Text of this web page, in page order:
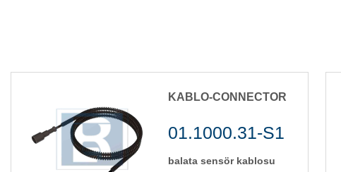
KABLO-CONNECTOR
01.1000.31-S1
balata sensör kablosu